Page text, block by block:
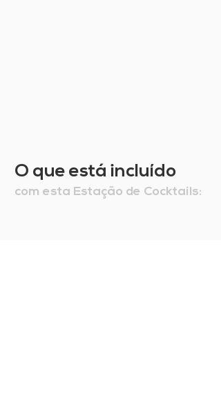
O que está incluído
com esta Estação de Cocktails: